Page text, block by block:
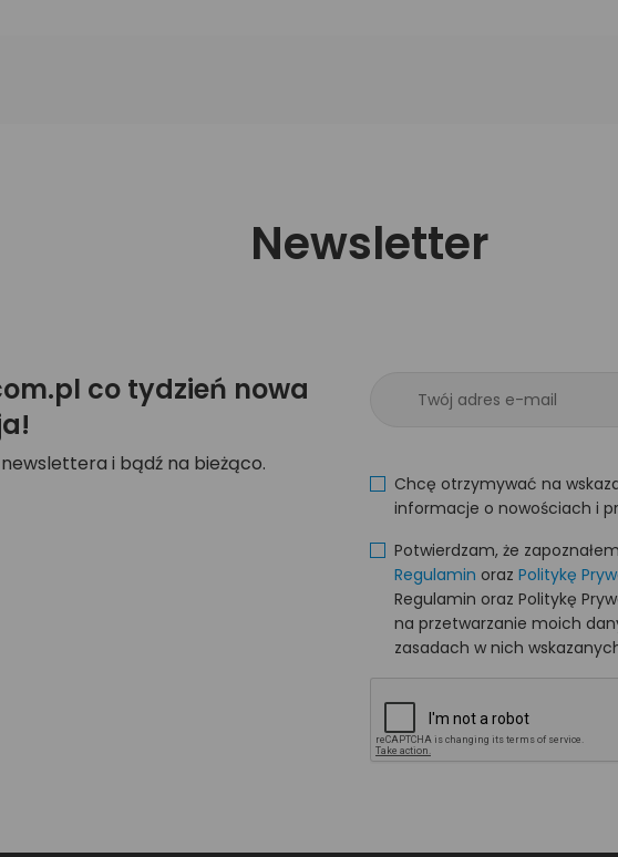
Newsletter
co tydzień nowa
newslettera i bądź na bieżąco.
Chcę otrzymywać na
informacje o nowościach i
Potwierdzam, że
Regulamin oraz Politykę
Regulamin oraz Politykę
na przetwarzanie moich
zasadach w nich